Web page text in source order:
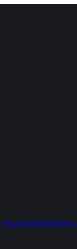
ShowSportsKidsNews